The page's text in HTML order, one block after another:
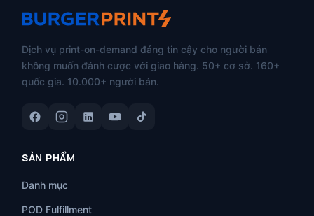
Dịch vụ print-on-demand đáng tin cậy cho người bán
không muốn đánh cược với giao hàng. 50+ cơ sở. 160+
quốc gia. 10.000+ người bán.
SẢN PHẨM
Danh mục
POD Fulfillment